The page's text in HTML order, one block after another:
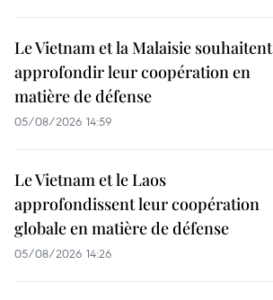
Le Vietnam et la Malaisie souhaitent
approfondir leur coopération en
matière de défense
05/08/2026 14:59
Le Vietnam et le Laos
approfondissent leur coopération
globale en matière de défense
05/08/2026 14:26